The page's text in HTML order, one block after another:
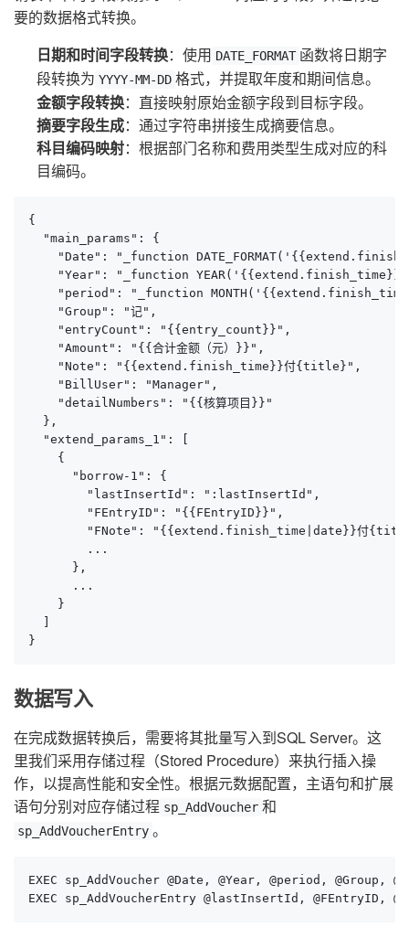
要的数据格式转换。
日期和时间字段转换：使用 DATE_FORMAT 函数将日期字
段转换为 YYYY-MM-DD 格式，并提取年度和期间信息。
金额字段转换：直接映射原始金额字段到目标字段。
摘要字段生成：通过字符串拼接生成摘要信息。
科目编码映射：根据部门名称和费用类型生成对应的科
目编码。
{
  "main_params": {
"Date": "_function
"Year": "_function
"period": "_function
    "Group": "记",
    "entryCount": "{{entry_count}}",
    "Amount": "{{合计金额（元）}}",
    "Note": "{{extend.finish_time}}付{title}",
    "BillUser": "Manager",
    "detailNumbers": "{{核算项目}}"
  },
  "extend_params_1": [
    {
      "borrow-1": {
        "lastInsertId": ":lastInsertId",
        "FEntryID": "{{FEntryID}}",
"FNote": "{{extend.finish_time|date}}付
        ...
      },
      ...
    }
}
数据写入
在完成数据转换后，需要将其批量写入到SQL Server。这
里我们采用存储过程（Stored Procedure）来执行插入操
作，以提高性能和安全性。根据元数据配置，主语句和扩展
语句分别对应存储过程 sp_AddVoucher 和
sp_AddVoucherEntry 。
EXEC sp_AddVoucher @Date, @Year, @period,
EXEC sp_AddVoucherEntry @lastInsertId, @FEntryID,